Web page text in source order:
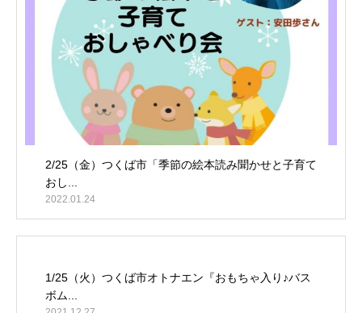
2/25（金）つくば市「季節の絵本読み聞かせと子育て
おし...
2022.01.24
1/25（火）つくば市オトナエン『おもちゃ入り♪バス
ボム...